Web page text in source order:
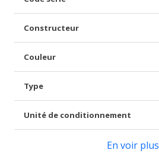
Constructeur
Couleur
Type
Unité de conditionnement
En voir plus